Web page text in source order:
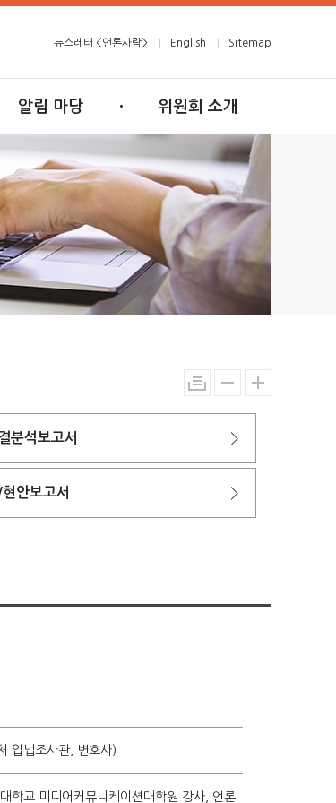
뉴스레터 <언론사람> English Sitemap
알림 마당 위원회 소개
분석보고서
안보고서
입법조사관, 변호사)
학교 미디어커뮤니케이션대학원 강사, 언론